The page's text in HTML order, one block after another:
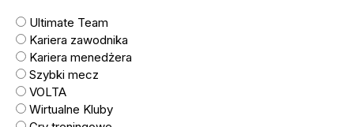
Ultimate Team
Kariera zawodnika
Kariera menedżera
Szybki mecz
VOLTA
Wirtualne Kluby